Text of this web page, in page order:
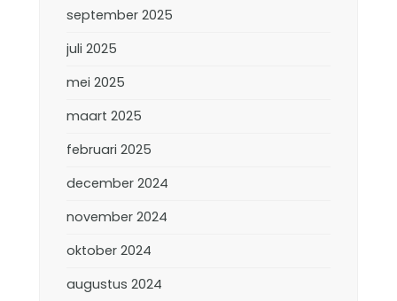
september 2025
juli 2025
mei 2025
maart 2025
februari 2025
december 2024
november 2024
oktober 2024
augustus 2024